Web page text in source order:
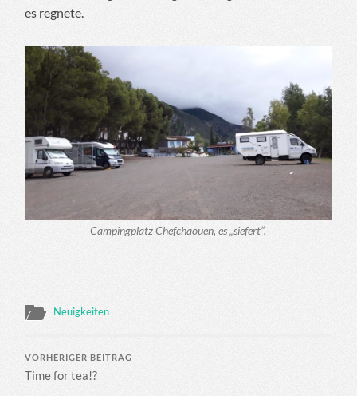
es regnete.
Campingplatz Chefchaouen, es „siefert“.
Neuigkeiten
VORHERIGER BEITRAG
Time for tea!?